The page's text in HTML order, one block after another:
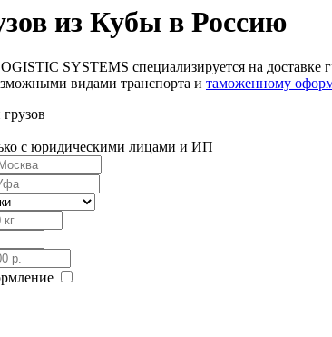
из Кубы в Россию
SYSTEMS специализируется на
видами транспорта и таможенному
с юридическими лицами и ИП